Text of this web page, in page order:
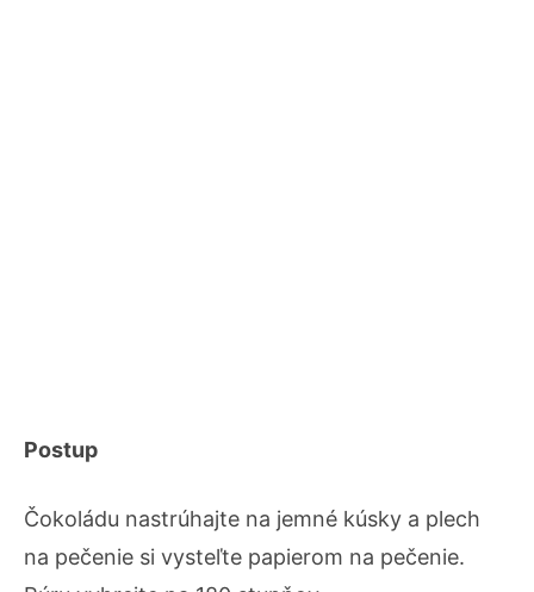
Postup
Čokoládu nastrúhajte na jemné kúsky a plech
na pečenie si vysteľte papierom na pečenie.